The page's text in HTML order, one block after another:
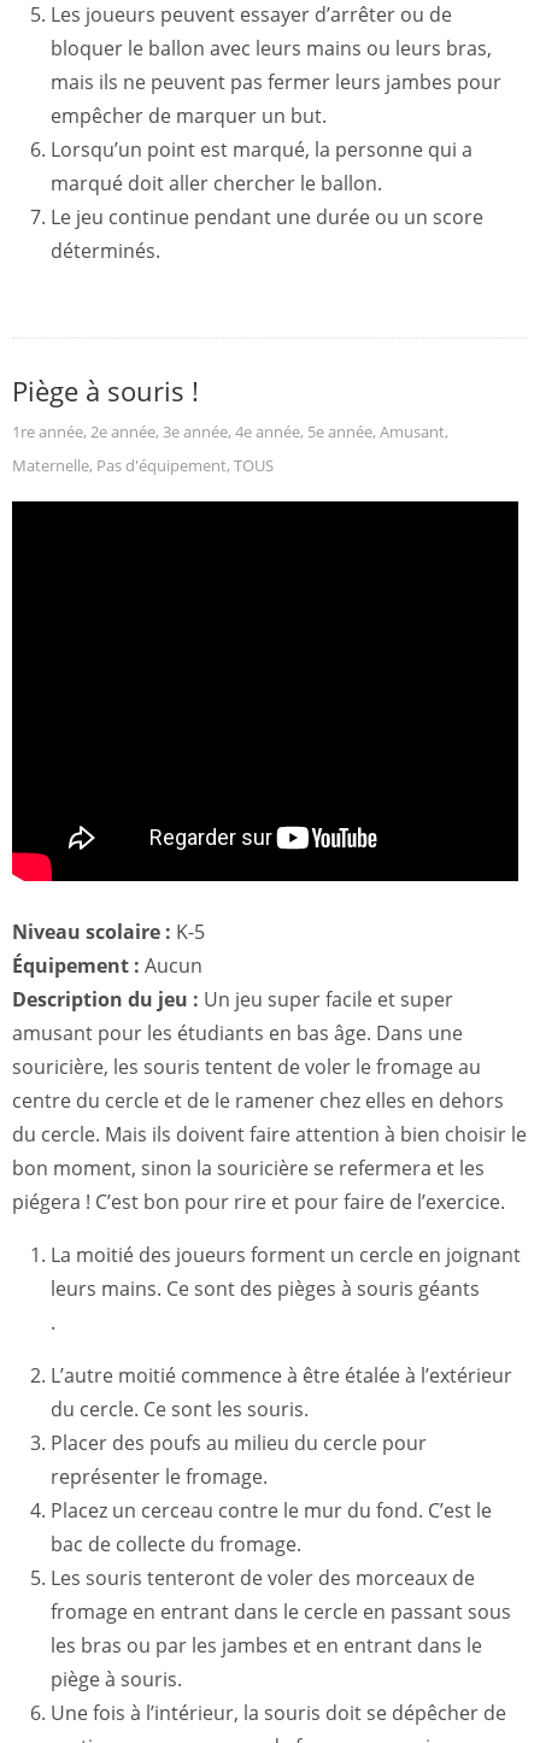
Les joueurs peuvent essayer d’arrêter ou de
bloquer le ballon avec leurs mains ou leurs bras,
mais ils ne peuvent pas fermer leurs jambes pour
empêcher de marquer un but.
Lorsqu’un point est marqué, la personne qui a
marqué doit aller chercher le ballon.
Le jeu continue pendant une durée ou un score
déterminés.
Piège à souris !
1re année, 2e année, 3e année, 4e année, 5e année, Amusant,
Maternelle, Pas d'équipement, TOUS
Niveau scolaire : K-5
Équipement : Aucun
Description du jeu : Un jeu super facile et super
amusant pour les étudiants en bas âge. Dans une
souricière, les souris tentent de voler le fromage au
centre du cercle et de le ramener chez elles en dehors
du cercle. Mais ils doivent faire attention à bien choisir le
bon moment, sinon la souricière se refermera et les
piégera ! C’est bon pour rire et pour faire de l’exercice.
La moitié des joueurs forment un cercle en joignant
leurs mains. Ce sont des pièges à souris géants
.
L’autre moitié commence à être étalée à l’extérieur
du cercle. Ce sont les souris.
Placer des poufs au milieu du cercle pour
représenter le fromage.
Placez un cerceau contre le mur du fond. C’est le
bac de collecte du fromage.
Les souris tenteront de voler des morceaux de
fromage en entrant dans le cercle en passant sous
les bras ou par les jambes et en entrant dans le
piège à souris.
Une fois à l’intérieur, la souris doit se dépêcher de